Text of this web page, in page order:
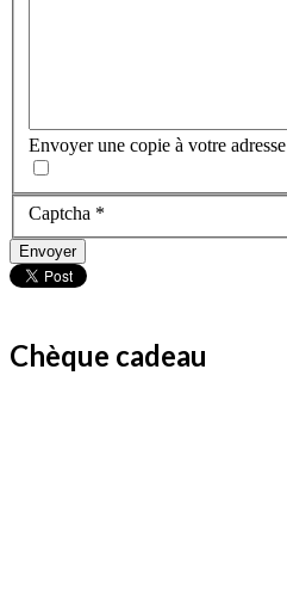
Envoyer une copie à votre adresse
Captcha *
Envoyer
Chèque cadeau